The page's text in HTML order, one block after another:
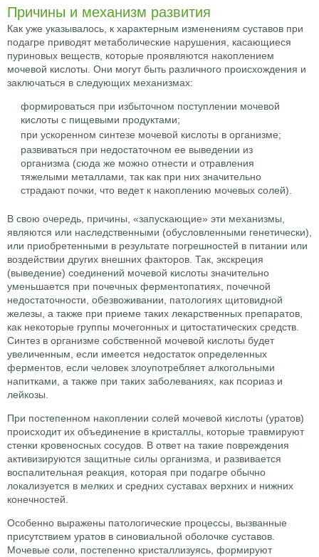
Причины и механизм развития
Как уже указывалось, к характерным изменениям суставов при
подагре приводят метаболические нарушения, касающиеся
пуриновых веществ, которые проявляются накоплением
мочевой кислоты. Они могут быть различного происхождения и
заключаться в следующих механизмах:
формироваться при избыточном поступлении мочевой
кислоты с пищевыми продуктами;
при ускоренном синтезе мочевой кислоты в организме;
развиваться при недостаточном ее выведении из
организма (сюда же можно отнести и отравления
тяжелыми металлами, так как при них значительно
страдают почки, что ведет к накоплению мочевых солей).
В свою очередь, причины, «запускающие» эти механизмы,
являются или наследственными (обусловленными генетически),
или приобретенными в результате погрешностей в питании или
воздействии других внешних факторов. Так, экскреция
(выведение) соединений мочевой кислоты значительно
уменьшается при почечных ферментопатиях, почечной
недостаточности, обезвоживании, патологиях щитовидной
железы, а также при приеме таких лекарственных препаратов,
как некоторые группы мочегонных и цитостатических средств.
Синтез в организме собственной мочевой кислоты будет
увеличенным, если имеется недостаток определенных
ферментов, если человек злоупотребляет алкогольными
напитками, а также при таких заболеваниях, как псориаз и
лейкозы.
При постепенном накоплении солей мочевой кислоты (уратов)
происходит их объединение в кристаллы, которые травмируют
стенки кровеносных сосудов. В ответ на такие повреждения
активизируются защитные силы организма, и развивается
воспалительная реакция, которая при подагре обычно
локализуется в мелких и средних суставах верхних и нижних
конечностей.
Особенно выражены патологические процессы, вызванные
присутствием уратов в синовиальной оболочке суставов.
Мочевые соли, постепенно кристаллизуясь, формируют